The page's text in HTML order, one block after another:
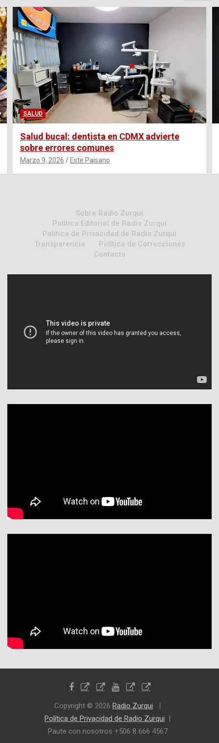
SALUD
Salud bucal: dentista en CDMX advierte
sobre errores comunes
Marzo 9, 2026 Este Paisano
Sobre Radio Zurqui
Política Editorial de Radio Zurquí
Política de Privacidad de Radio Zurqui
Transparencia
Política de Correcciones
Contacto
Copyright © 2026 Radio Zurqui
Política de Privacidad de Radio Zurqui
Paute con nosotros +506 8 666 4567